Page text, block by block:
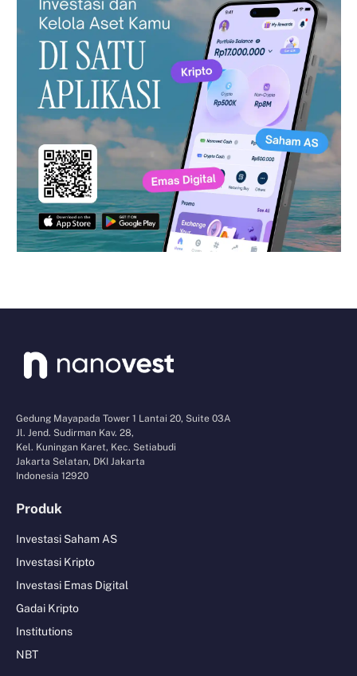
Gedung Mayapada Tower 1 Lantai 20, Suite 03A
Jl. Jend. Sudirman Kav. 28,
Kel. Kuningan Karet, Kec. Setiabudi
Jakarta Selatan, DKI Jakarta
Indonesia 12920
Produk
Investasi Saham AS
Investasi Kripto
Investasi Emas Digital
Gadai Kripto
Institutions
NBT